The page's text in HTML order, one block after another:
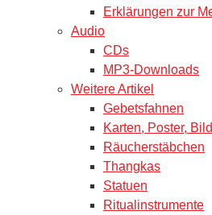
Erklärungen zur
Audio
CDs
MP3-Downloads
Weitere Artikel
Gebetsfahnen
Karten, Poster,
Räucherstäbchen
Thangkas
Statuen
Ritualinstrumente